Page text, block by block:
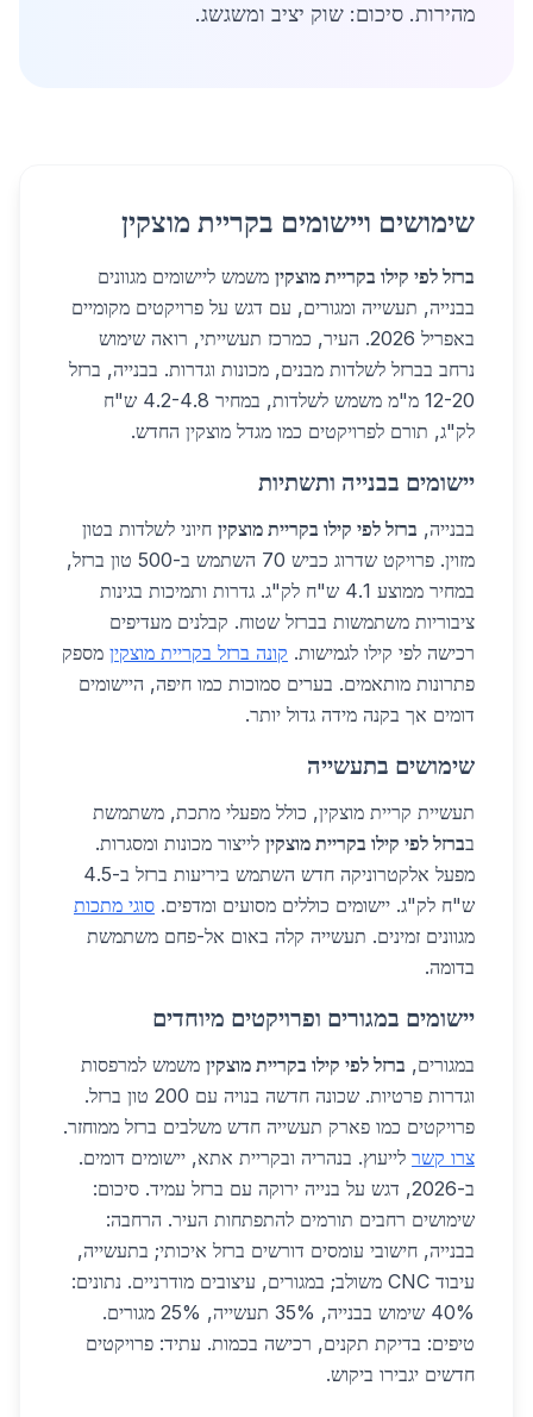
מהירות. סיכום: שוק יציב ומשגשג.
שימושים ויישומים בקריית מוצקין
ברזל לפי קילו בקריית מוצקין משמש ליישומים מגוונים
בבנייה, תעשייה ומגורים, עם דגש על פרויקטים מקומיים
באפריל 2026. העיר, כמרכז תעשייתי, רואה שימוש
נרחב בברזל לשלדות מבנים, מכונות וגדרות. בבנייה, ברזל
12-20 מ"מ משמש לשלדות, במחיר 4.2-4.8 ש"ח
לק"ג, תורם לפרויקטים כמו מגדל מוצקין החדש.
יישומים בבנייה ותשתיות
בבנייה, ברזל לפי קילו בקריית מוצקין חיוני לשלדות בטון
מזוין. פרויקט שדרוג כביש 70 השתמש ב-500 טון ברזל,
במחיר ממוצע 4.1 ש"ח לק"ג. גדרות ותמיכות בגינות
ציבוריות משתמשות בברזל שטוח. קבלנים מעדיפים
רכישה לפי קילו לגמישות. קונה ברזל בקריית מוצקין מספק
פתרונות מותאמים. בערים סמוכות כמו חיפה, היישומים
דומים אך בקנה מידה גדול יותר.
שימושים בתעשייה
תעשיית קריית מוצקין, כולל מפעלי מתכת, משתמשת
בברזל לפי קילו בקריית מוצקין לייצור מכונות ומסגרות.
מפעל אלקטרוניקה חדש השתמש ביריעות ברזל ב-4.5
ש"ח לק"ג. יישומים כוללים מסועים ומדפים. סוגי מתכות
מגוונים זמינים. תעשייה קלה באום אל-פחם משתמשת
בדומה.
יישומים במגורים ופרויקטים מיוחדים
במגורים, ברזל לפי קילו בקריית מוצקין משמש למרפסות
וגדרות פרטיות. שכונה חדשה בנויה עם 200 טון ברזל.
פרויקטים כמו פארק תעשייה חדש משלבים ברזל ממוחזר.
צרו קשר לייעוץ. בנהריה ובקריית אתא, יישומים דומים.
ב-2026, דגש על בנייה ירוקה עם ברזל עמיד. סיכום:
שימושים רחבים תורמים להתפתחות העיר. הרחבה:
בבנייה, חישובי עומסים דורשים ברזל איכותי; בתעשייה,
עיבוד CNC משולב; במגורים, עיצובים מודרניים. נתונים:
40% שימוש בבנייה, 35% תעשייה, 25% מגורים.
טיפים: בדיקת תקנים, רכישה בכמות. עתיד: פרויקטים
חדשים יגבירו ביקוש.